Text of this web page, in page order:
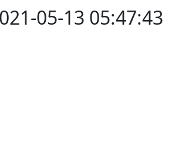
05-13 05:47:43